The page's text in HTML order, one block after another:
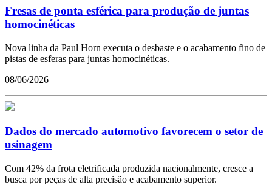
Fresas de ponta esférica para produção de juntas
homocinéticas
Nova linha da Paul Horn executa o desbaste e o acabamento fino de
pistas de esferas para juntas homocinéticas.
08/06/2026
Dados do mercado automotivo favorecem o setor de
usinagem
Com 42% da frota eletrificada produzida nacionalmente, cresce a
busca por peças de alta precisão e acabamento superior.